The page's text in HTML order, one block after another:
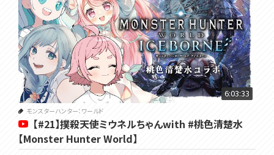
6:03:33
モンスターハンター：ワールド
【#21】撲殺天使ミウネルちゃんwith #桃色清楚水
【Monster Hunter World】